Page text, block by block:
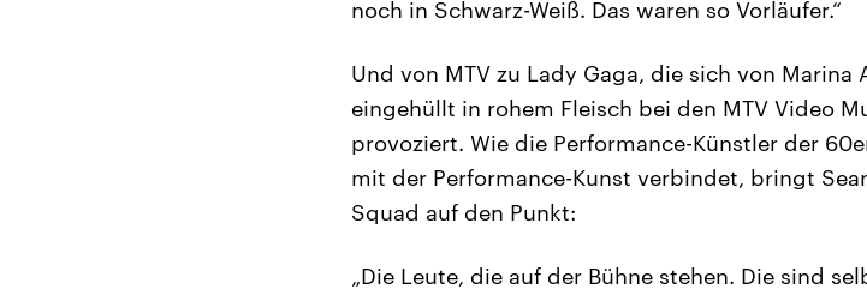
noch in Schwarz-Weiß. Das waren so Vorläufer.“
Und von MTV zu Lady Gaga, die sich von
eingehüllt in rohem Fleisch bei den MTV Video
provoziert. Wie die Performance-Künstler der
mit der Performance-Kunst verbindet, bringt
Squad auf den Punkt:
„Die Leute, die auf der Bühne stehen. Die sind